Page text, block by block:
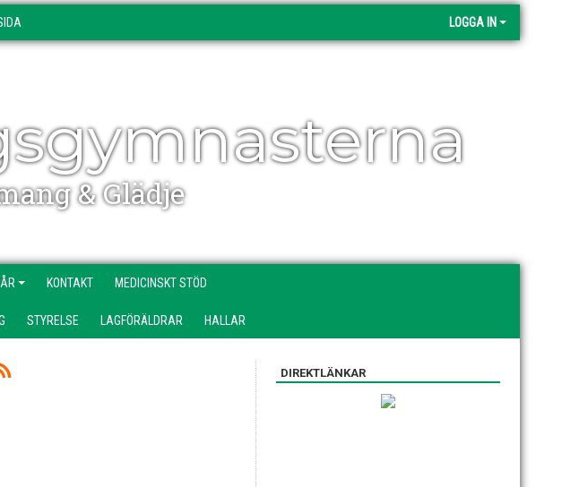
LOGGA IN
& Glädje
KONTAKT MEDICINSKT STÖD
STYRELSE LAGFÖRÄLDRAR HALLAR
DIREKTLÄNKAR